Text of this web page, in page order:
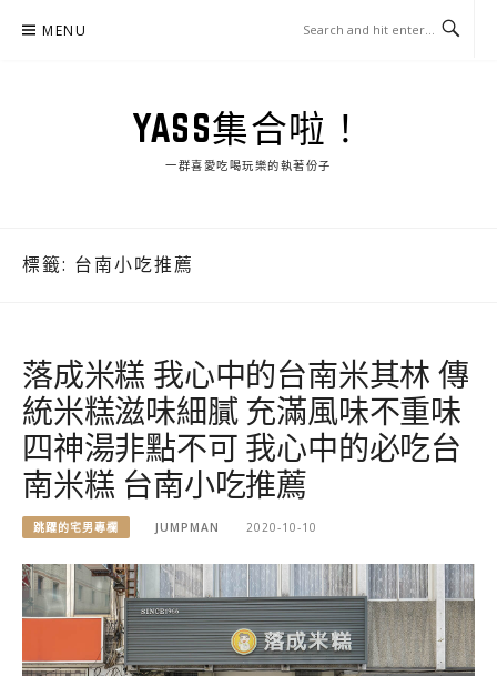
MENU
YASS集合啦！
一群喜愛吃喝玩樂的執著份子
標籤: 台南小吃推薦
落成米糕 我心中的台南米其林 傳
統米糕滋味細膩 充滿風味不重味
四神湯非點不可 我心中的必吃台
南米糕 台南小吃推薦
跳躍的宅男專欄 JUMPMAN 2020-10-10